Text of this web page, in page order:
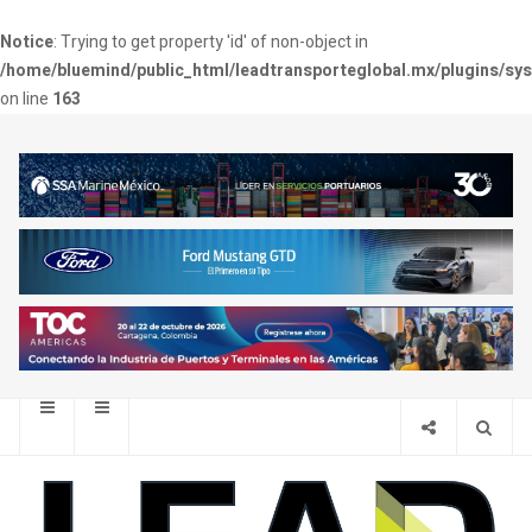
Notice: Trying to get property 'id' of non-object in
/home/bluemind/public_html/leadtransporteglobal.mx/plugins/
on line 163